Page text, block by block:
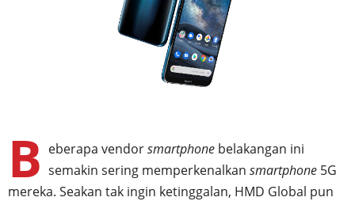
B eberapa vendorsmartphone belakangan ini
semakin sering memperkenalkan smartphone 5G
mereka. Seakan tak ingin ketinggalan, HMD Global pun